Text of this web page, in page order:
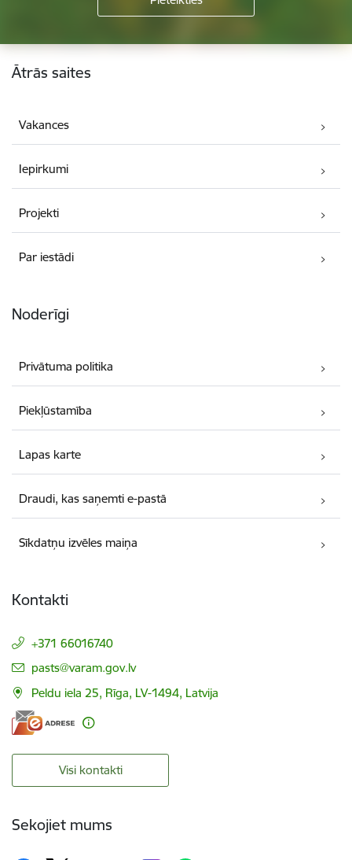
Kājene
Ātrās saites
Vakances
Iepirkumi
Projekti
Par iestādi
Noderīgi
Privātuma politika
Piekļūstamība
Lapas karte
Draudi, kas saņemti e-pastā
Sīkdatņu izvēles maiņa
Kontakti
+371 66016740
E-pasts:
pasts@varam.gov.lv
Peldu iela 25, Rīga, LV-1494, Latvija
Visi kontakti
Sekojiet mums